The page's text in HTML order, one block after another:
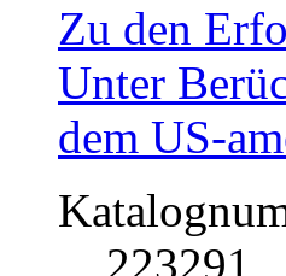
Zu den
Unter
dem US-
223291